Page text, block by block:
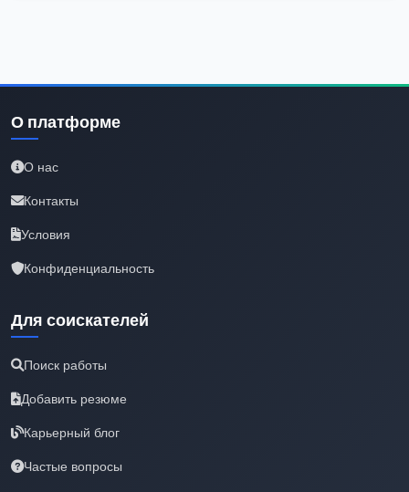
О платформе
О нас
Контакты
Условия
Конфиденциальность
Для соискателей
Поиск работы
Добавить резюме
Карьерный блог
Частые вопросы